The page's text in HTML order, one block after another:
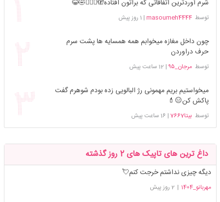
شرم آوردترین اتفاقاتی که براتون افتاده🫣🤦🏻‍♀️🤣😂
توسطmasoumeh4444
| 1 روز پیش
چون داخل مغازه میخوابم همه همسایه ها پشت سرم
حرف دراوردن
توسطمرجان_۹۵ | 12 ساعت پیش
میخواستیم بریم مهمونی رژ البالویی زده بودم شوهرم گفت
پاکش کن😑💄
توسطبیتا7667 | 16 ساعت پیش
داغ ترین های تاپیک های 2 روز گذشته
دیگه چیزی نداشتم خرجت کنم💘
مهربانو_1404 | 2 روز پیش